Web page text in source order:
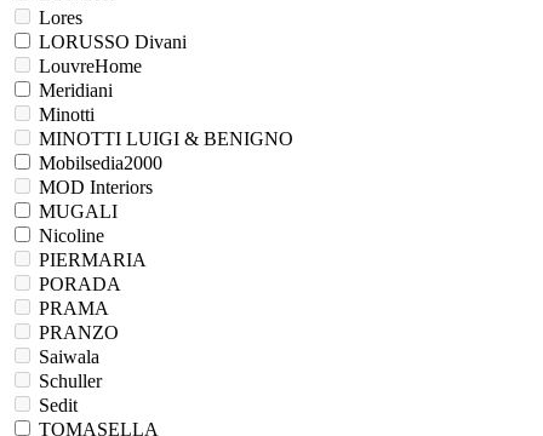
La Forma (ex Julia Grup)
LONGHI
Lores
LORUSSO Divani
LouvreHome
Meridiani
Minotti
MINOTTI LUIGI & BENIGNO
Mobilsedia2000
MOD Interiors
MUGALI
Nicoline
PIERMARIA
PORADA
PRAMA
PRANZO
Saiwala
Schuller